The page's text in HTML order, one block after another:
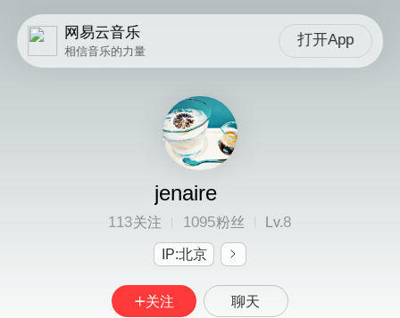
网易云音乐
相信音乐的力量
打开App
jenaire
113关注 1095粉丝 Lv.8
IP:北京
关注 聊天